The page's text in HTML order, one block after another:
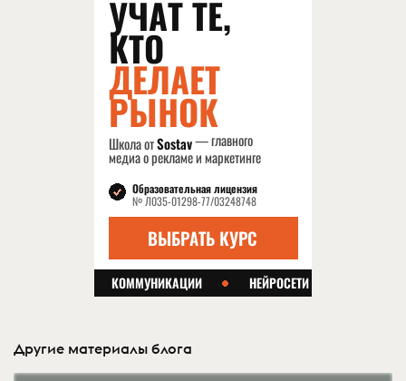
Другие материалы блога